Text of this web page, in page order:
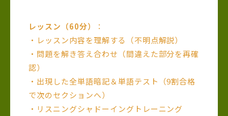
レッスン（60分）
：
・レッスン内容を理解する（不明点解説）
・問題を解き答え合わせ（間違えた部分を再確
認）
・出現した全単語暗記＆単語テスト（9割合格
で次のセクションへ）
・リスニングシャドーイングトレーニング